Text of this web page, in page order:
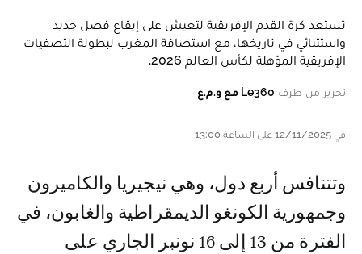
تستعد كرة القدم الإفريقية لتعيش على إيقاع فصل جديد
واستثنائي في تاريخها، مع استضافة المغرب لبطولة التصفيات
الإفريقية المؤهلة لكأس العالم 2026.
تحرير من طرف Le360 مع و.م.ع
في 12/11/2025 على الساعة 13:00
وتتنافس أربع دول، وهي نيجيريا والكاميرون
وجمهورية الكونغو الديمقراطية والغابون، في
الفترة من 13 إلى 16 نونبر الجاري على